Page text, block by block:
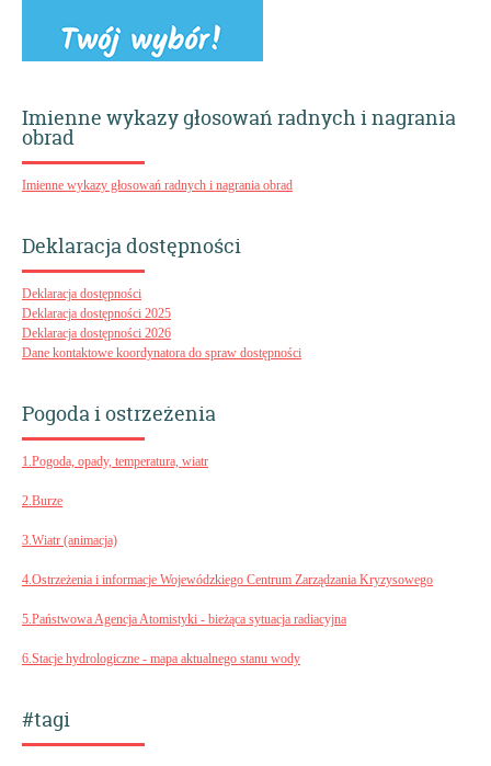
Imienne wykazy głosowań radnych i nagrania
obrad
Imienne wykazy głosowań radnych i nagrania obrad
Deklaracja dostępności
Deklaracja dostępności
Deklaracja dostępności 2025
Deklaracja dostępności 2026
Dane kontaktowe koordynatora do spraw dostępności
Pogoda i ostrzeżenia
1.Pogoda, opady, temperatura, wiatr
2.Burze
3.Wiatr (animacja)
4.Ostrzeżenia i informacje Wojewódzkiego Centrum Zarządzania Kryzysowego
5.Państwowa Agencja Atomistyki - bieżąca sytuacja radiacyjna
6.Stacje hydrologiczne - mapa aktualnego stanu wody
#tagi